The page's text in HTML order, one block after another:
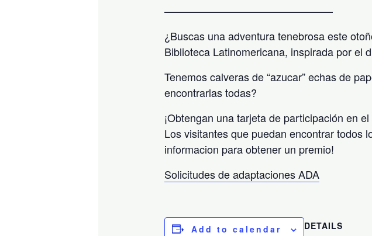
————————————————
¿Buscas una adventura tenebrosa este
Biblioteca Latinomericana, inspirada por el
Tenemos calveras de “azucar” echas de
encontrarlas todas?
¡Obtengan una tarjeta de participación en
Los visitantes que puedan encontrar todos
informacion para obtener un premio!
Solicitudes de adaptaciones ADA
Add to calendar
DETAILS